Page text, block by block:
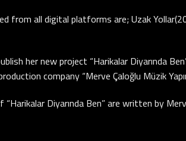
from all digital platforms are; Uzak
her new project “Harikalar Diyarında
company “Merve Çaloğlu Müzik
Diyarında Ben” are written by